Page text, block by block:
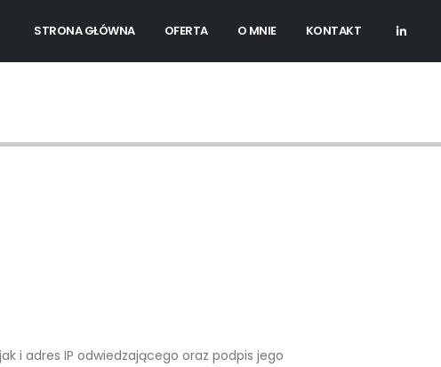
STRONA GŁÓWNA OFERTA O MNIE KONTAKT
i adres IP odwiedzającego oraz podpis jego